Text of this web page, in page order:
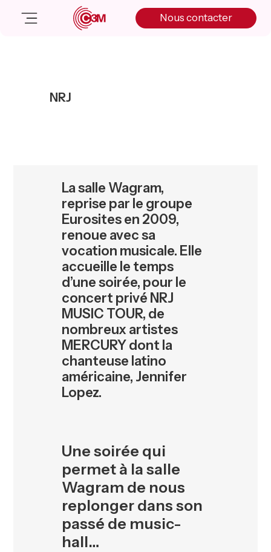
Nous contacter
Nous contacter
NRJ
La salle Wagram,
reprise par le groupe
Eurosites en 2009,
renoue avec sa
vocation musicale. Elle
accueille le temps
d’une soirée, pour le
concert privé NRJ
MUSIC TOUR, de
nombreux artistes
MERCURY dont la
chanteuse latino
américaine, Jennifer
Lopez.
Une soirée qui
permet à la salle
Wagram de nous
replonger dans son
passé de music-
hall…